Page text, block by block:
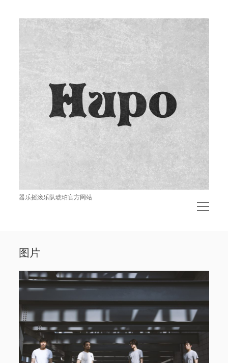
琥
器乐摇滚乐队琥珀官方网站
open
menu
演出
open
音乐
open
menu
关于open
menu
图片
open
menu
联系
链接
微博
小红书
网易云
图片